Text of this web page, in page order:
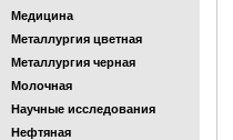
Медицина
Металлургия цветная
Металлургия черная
Молочная
Научные исследования
Нефтяная